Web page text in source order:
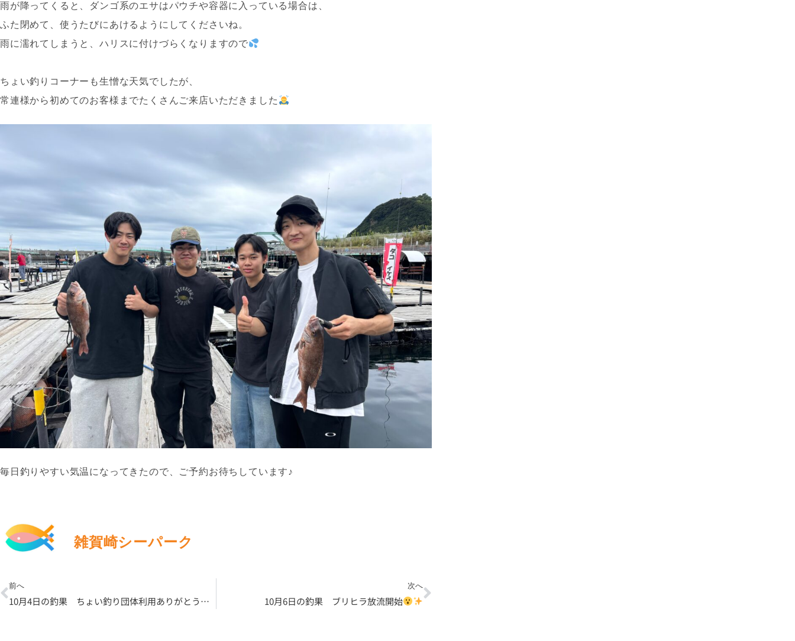
雨が降ってくると、ダンゴ系のエサはパウチや容器に入っている場合は、
ふた閉めて、使うたびにあけるようにしてくださいね。
雨に濡れてしまうと、ハリスに付けづらくなりますので
ちょい釣りコーナーも生憎な天気でしたが、
常連様から初めてのお客様までたくさんご来店いただきました
毎日釣りやすい気温になってきたので、ご予約お待ちしています♪
雑賀崎シーパーク
Prev
前へ
10月4日の釣果 ちょい釣り団体利用ありがとうございました
次へ
10月6日の釣果 ブリヒラ放流開始
Next